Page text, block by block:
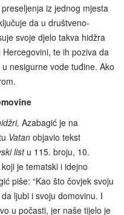
iz jednog mjesta
da u društveno-
svoje djelo takva hidžra
te ih poziva da
nesigurne vode tuđine. Ako
Azabagić je na
Vatan objavio tekst
listu 115. broju, 10.
je tematski i idejno
piše: “Kao što čovjek svoju
ljubi i svoju domovinu. I
u počasti, jer naše tijelo je